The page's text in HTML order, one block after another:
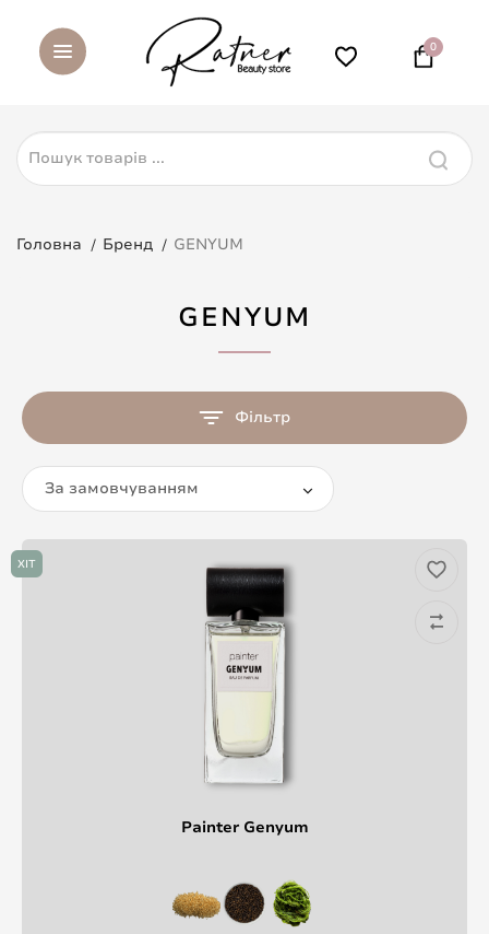
0
Головна Бренд GENYUM
GENYUM
Фільтр
За замовчуванням
ХІТ
Painter Genyum